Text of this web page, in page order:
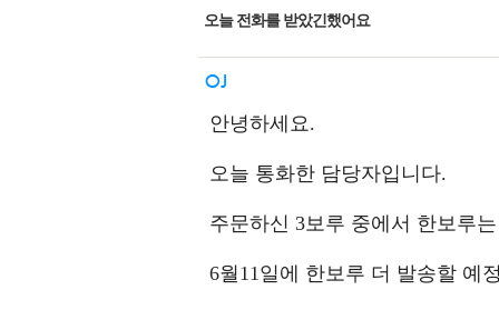
오늘 전화를 받았긴했어요
안녕하세요.
오늘 통화한 담당자입니다.
주문하신 3보루 중에서 한보루
6월11일에 한보루 더 발송할 예